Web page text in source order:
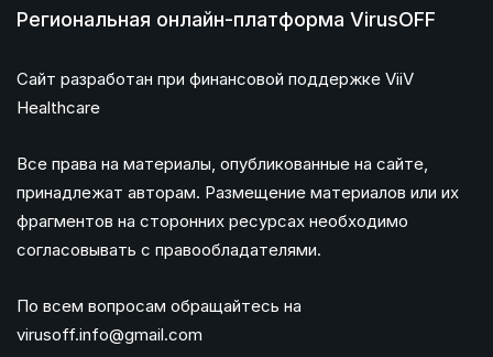
Региональная онлайн-платформа VirusOFF
Сайт разработан при финансовой поддержке ViiV
Healthcare
Все права на материалы, опубликованные на сайте,
принадлежат авторам. Размещение материалов или их
фрагментов на сторонних ресурсах необходимо
согласовывать с правообладателями.
По всем вопросам обращайтесь на
virusoff.info@gmail.com